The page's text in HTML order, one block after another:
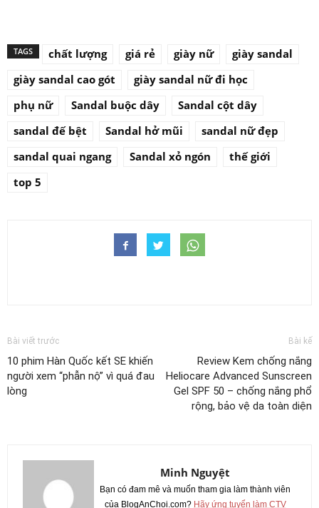
TAGS chất lượng giá rẻ giày nữ
giày sandal
giày sandal cao gót
giày sandal nữ đi học
phụ nữ
Sandal buộc dây
Sandal cột dây
sandal đế bệt
Sandal hở mũi
sandal nữ đẹp
sandal quai ngang
Sandal xỏ ngón
thế giới
top 5
Bài viết trước
10 phim Hàn Quốc kết SE khiến
người xem “phẫn nộ” vì quá đau
lòng
Bài kế
Review Kem chống nắng
Heliocare Advanced Sunscreen
Gel SPF 50 – chống nắng phổ
rộng, bảo vệ da toàn diện
Minh Nguyệt
Bạn có đam mê và muốn tham gia làm thành viên
của BlogAnChoi.com? Hãy ứng tuyển làm CTV